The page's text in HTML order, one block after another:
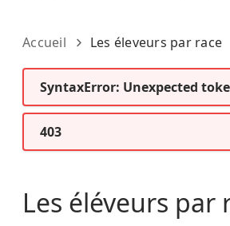
Accueil Les éleveurs par race
SyntaxError: Unexpected
403
Les éléveurs par